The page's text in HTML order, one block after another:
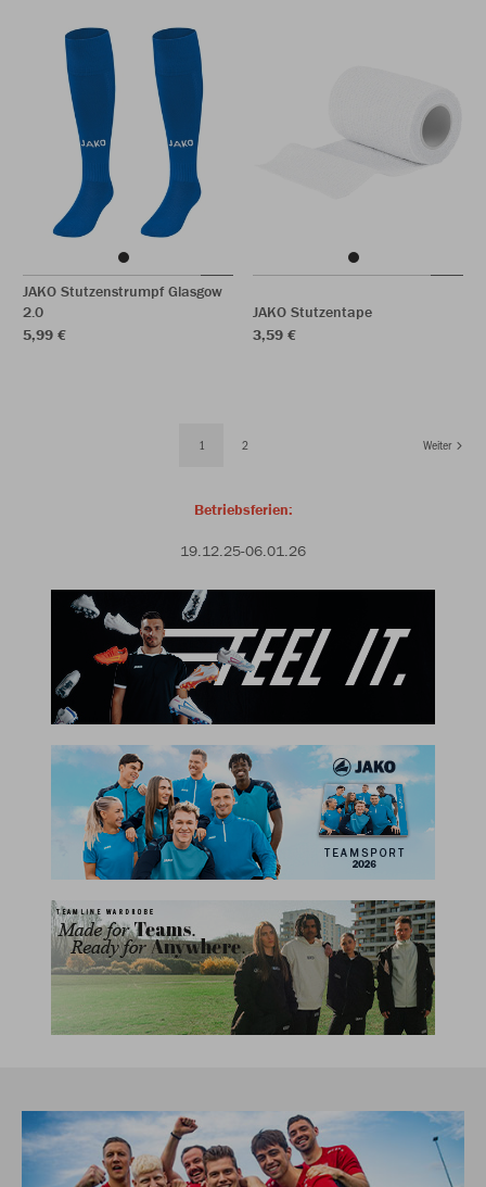
JAKO Stutzenstrumpf Glasgow
2.0
5,99 €
JAKO Stutzentape
3,59 €
1 2 Weiter
Betriebsferien:
19.12.25-06.01.26